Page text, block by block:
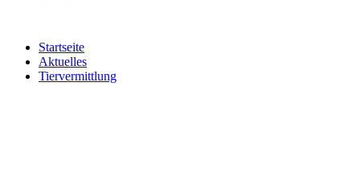
Startseite
Aktuelles
Tiervermittlung